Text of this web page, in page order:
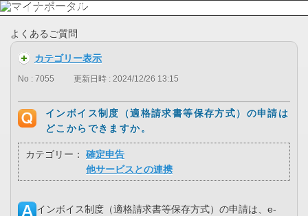
よくあるご質問
カテゴリー表示
No : 7055 更新日時 : 2024/12/26 13:15
インボイス制度（適格請求書等保存方式）の申請は
どこからできますか。
カテゴリー：
確定申告
他サービスとの連携
インボイス制度（適格請求書等保存方式）の申請は、e-